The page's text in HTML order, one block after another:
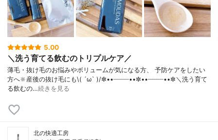
5.00
＼洗う育てる飲むのトリプルケア／
薄毛・抜け毛のお悩みやボリュームが気になる方、 予防ケアをしたい
方へ🔆産後の抜け毛にも\( ´ω` )/✼••┈┈┈┈••✼••┈┈┈┈••✼＼洗う育て
る飲むの…続きを見る
北の快適工房